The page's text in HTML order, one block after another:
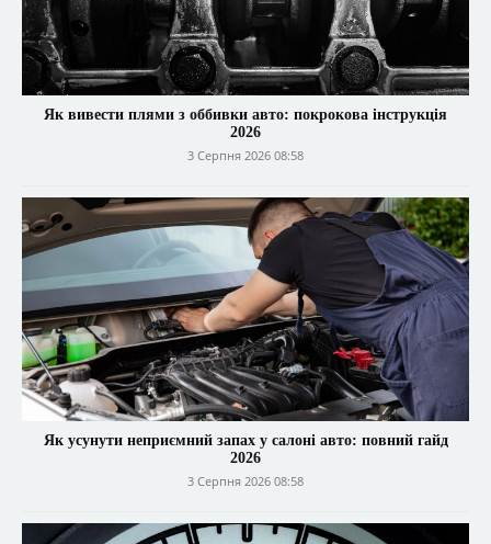
Як вивести плями з оббивки авто: покрокова інструкція
2026
3 Серпня 2026 08:58
Як усунути неприємний запах у салоні авто: повний гайд
2026
3 Серпня 2026 08:58